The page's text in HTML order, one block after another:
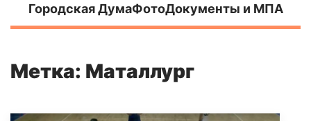
Городская ДумаФотоДокументы и МПА
Метка: Маталлург